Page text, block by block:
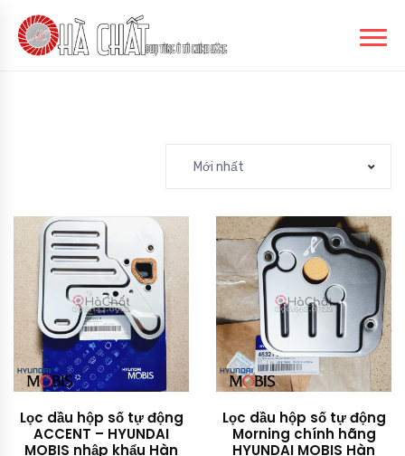
Mới nhất
Lọc dầu hộp số tự động
ACCENT – HYUNDAI
MOBIS nhập khẩu Hàn
Lọc dầu hộp số tự động
Morning chính hãng
HYUNDAI MOBIS Hàn